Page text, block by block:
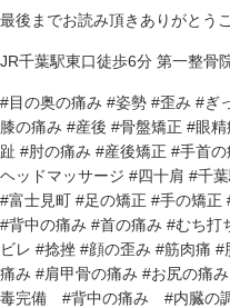
最後までお読み頂きありがとう
JR千葉駅東口徒歩6分 第一整骨
#目の奥の痛み #姿勢 #歪み #ぎ
膝の痛み #産後 #骨盤矯正 #眼
趾 #肘の痛み #産後矯正 #手首
ヘッドマッサージ #四十肩 #千葉
#富士見町 #足の矯正 #手の矯正
#背中の痛み #首の痛み #むち打
ビレ #捻挫 #顔の歪み #筋肉痛
痛み #肩甲骨の痛み #お尻の痛
毒完備 #背中の痛み #内臓の